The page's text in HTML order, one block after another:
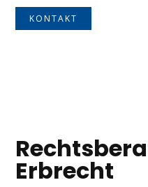
KONTAKT
Erbrecht